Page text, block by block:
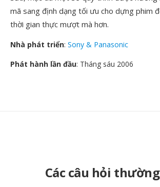
mã sang định dạng tối ưu cho dựng phim
thời gian thực mượt mà hơn.
Nhà phát triển: Sony & Panasonic
Phát hành lần đầu: Tháng sáu 2006
Các câu hỏi